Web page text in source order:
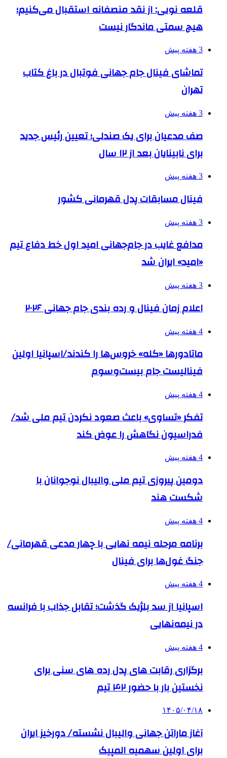
قلعه نویی: از نقد منصفانه استقبال می‌کنیم؛
هیچ سمتی ماندگار نیست
3 هفته پیش
تماشای فینال جام جهانی فوتبال در باغ کتاب
تهران
3 هفته پیش
صف مدعیان برای یک صندلی؛ تعیین رئیس جدید
برای نابینایان بعد از ۱۲ سال
3 هفته پیش
فینال مسابقات پدل قهرمانی کشور
3 هفته پیش
مدافع غایب در جام‌جهانی امید اول خط دفاع تیم
«امید» ایران شد
3 هفته پیش
اعلام زمان فینال و رده بندی جام جهانی ۲۰۲۶
4 هفته پیش
ماتادورها «کله» خروس‌ها را کندند/اسپانیا اولین
فینالیست جام بیست‌وسوم
4 هفته پیش
تفکر «تساوی» باعث صعود نکردن تیم ملی شد/
فدراسیون نگاهش را عوض کند
4 هفته پیش
دومین پیروزی تیم ملی والیبال نوجوانان با
شکست هند
4 هفته پیش
برنامه مرحله نیمه نهایی با چهار مدعی قهرمانی/
جنگ غول‌ها برای فینال
4 هفته پیش
اسپانیا از سد بلژیک گذشت؛ تقابل جذاب با فرانسه
در نیمه‌نهایی
4 هفته پیش
برگزاری رقابت های پدل رده های سنی برای
نخستین بار با حضور ۴۲ تیم
۱۴۰۵/۰۴/۱۸
آغاز ماراتن جهانی والیبال نشسته/ دورخیز ایران
برای اولین سهمیه المپیک